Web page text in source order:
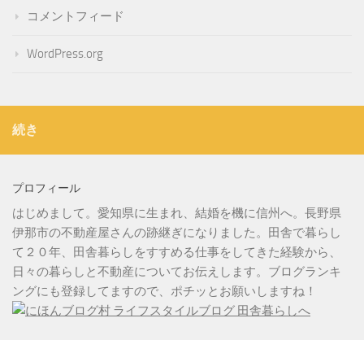
コメントフィード
WordPress.org
続き
プロフィール
はじめまして。愛知県に生まれ、結婚を機に信州へ。長野県
伊那市の不動産屋さんの跡継ぎになりました。田舎で暮らし
て２０年、田舎暮らしをすすめる仕事をしてきた経験から、
日々の暮らしと不動産についてお伝えします。ブログランキ
ングにも登録してますので、ポチッとお願いしますね！